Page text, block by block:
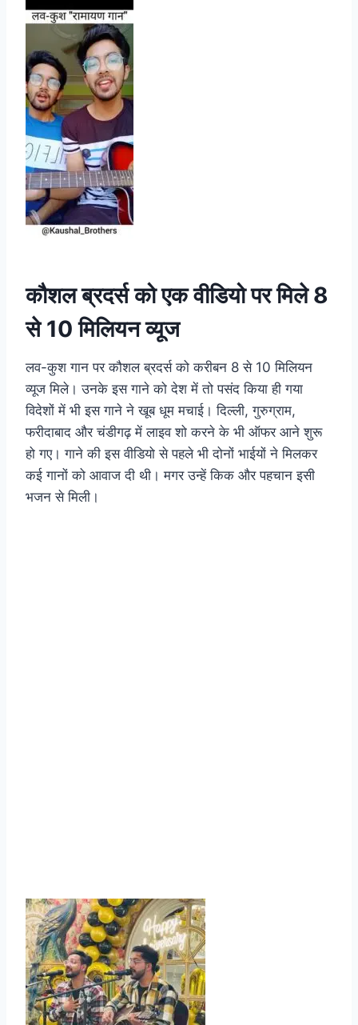
कौशल ब्रदर्स को एक वीडियो पर मिले 8
से 10 मिलियन व्यूज
लव-कुश गान पर कौशल ब्रदर्स को करीबन 8 से 10 मिलियन
व्यूज मिले। उनके इस गाने को देश में तो पसंद किया ही गया
विदेशों में भी इस गाने ने खूब धूम मचाई। दिल्ली, गुरुग्राम,
फरीदाबाद और चंडीगढ़ में लाइव शो करने के भी ऑफर आने शुरू
हो गए। गाने की इस वीडियो से पहले भी दोनों भाईयों ने मिलकर
कई गानों को आवाज दी थी। मगर उन्हें किक और पहचान इसी
भजन से मिली।